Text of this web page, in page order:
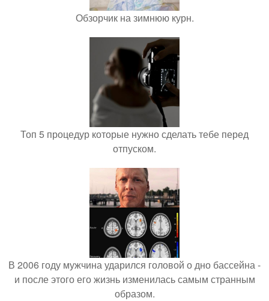
Обзорчик на зимнюю курн.
Топ 5 процедур которые нужно сделать тебе перед
отпуском.
В 2006 году мужчина ударился головой о дно бассейна -
и после этого его жизнь изменилась самым странным
образом.